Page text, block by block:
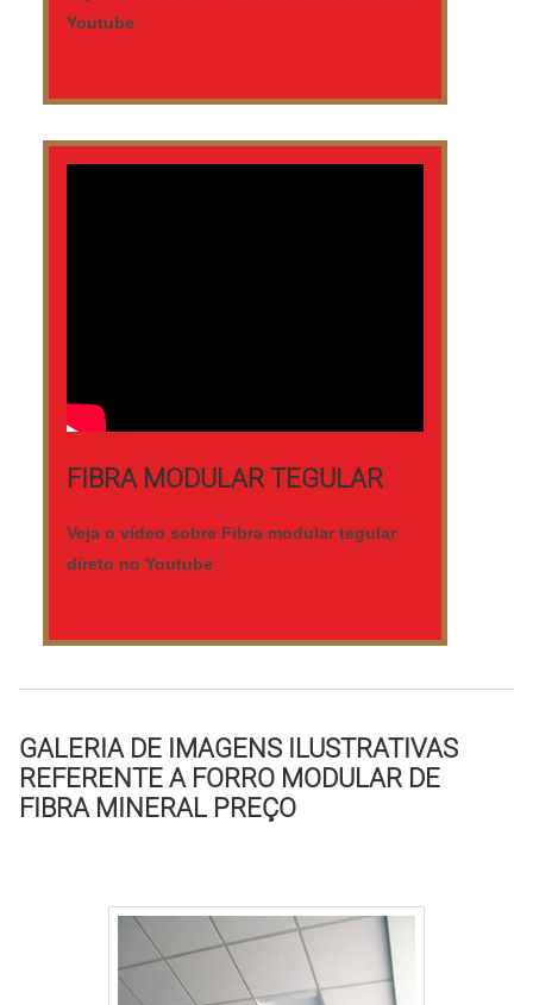
Youtube
FIBRA MODULAR TEGULAR
Veja o vídeo sobre Fibra modular tegular
direto no Youtube
GALERIA DE IMAGENS ILUSTRATIVAS
REFERENTE A FORRO MODULAR DE
FIBRA MINERAL PREÇO